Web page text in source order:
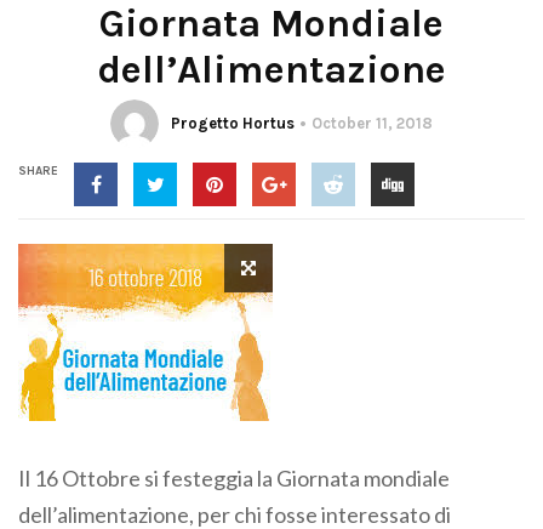
Giornata Mondiale
dell’Alimentazione
Progetto Hortus October 11, 2018
SHARE
Il 16 Ottobre si festeggia la Giornata mondiale
dell’alimentazione, per chi fosse interessato di